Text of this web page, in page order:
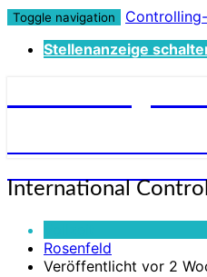
Toggle navigation
Stellenanzeige
International
(m/w/d)
International
Rosenfeld
Veröffentlicht vor 2